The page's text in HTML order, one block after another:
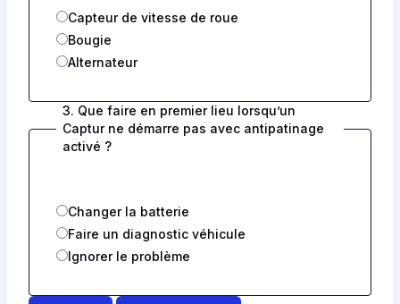
Capteur de vitesse de roue
Bougie
Alternateur
3. Que faire en premier lieu lorsqu’un
Captur ne démarre pas avec antipatinage
activé ?
Changer la batterie
Faire un diagnostic véhicule
Ignorer le problème